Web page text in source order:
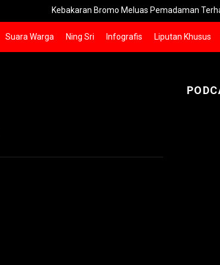
Kebakaran Bromo Meluas Pemadaman Terhambat
Suara Warga Ning Sri Infografis Liputan Khusus